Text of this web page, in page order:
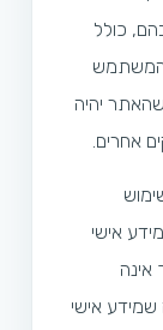
כולל
המשתמש
יהיה
אחרים.
אישי
אינה
אישי